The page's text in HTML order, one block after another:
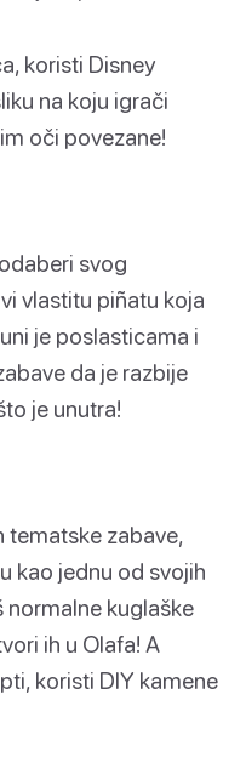
koristi Disney
na koju igrači
oči povezane!
svog
vlastitu piñatu koja
je poslasticama i
da je razbije
je unutra!
tematske zabave,
kao jednu od svojih
normalne kuglaške
ih u Olafa! A
koristi DIY kamene